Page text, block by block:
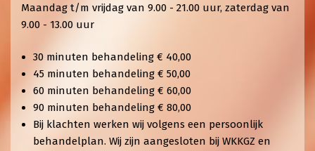
Maandag t/m vrijdag van 9.00 - 21.00 uur, zaterdag van
9.00 - 13.00 uur
30 minuten behandeling € 40,00
45 minuten behandeling € 50,00
60 minuten behandeling € 60,00
90 minuten behandeling € 80,00
Bij klachten werken wij volgens een persoonlijk
behandelplan. Wij zijn aangesloten bij WKKGZ en